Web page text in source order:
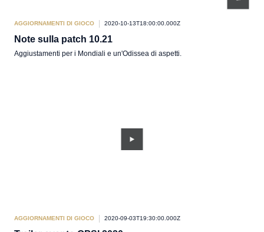
AGGIORNAMENTI DI GIOCO 2020-10-13T18:00:00.000Z
Note sulla patch 10.21
Aggiustamenti per i Mondiali e un'Odissea di aspetti.
AGGIORNAMENTI DI GIOCO 2020-09-03T19:30:00.000Z